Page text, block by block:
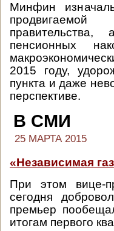
Минфин
продвигаемой
пенсионных
2015 году,
пункта и даже
перспективе.
В СМИ
25 МАРТА 2015
«Независимая
При этом вице-
сегодня
премьер
итогам первого